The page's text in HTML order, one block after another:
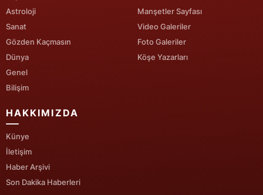
Osmaniye
Düzce
Astroloji
Sanat
Gözden Kaçmasın
Dünya
Genel
Bilişim
Manşetler Sayfası
Video Galeriler
Foto Galeriler
Köşe Yazarları
HAKKIMIZDA
Künye
İletişim
Haber Arşivi
Son Dakika Haberleri